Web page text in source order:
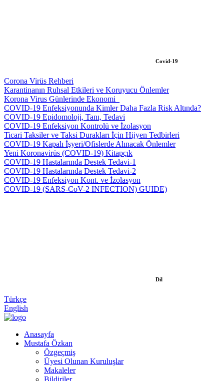
Covid-19
Corona Virüs Rehberi
Karantinanın Ruhsal Etkileri ve Koruyucu Önlemler
Korona Virus Günlerinde Ekonomi_
COVID-19 Enfeksiyonunda Kimler Daha Fazla Risk Altında?
COVID-19 Epidomoloji, Tanı, Tedavi
COVID-19 Enfeksiyon Kontrolü ve İzolasyon
Ticari Taksiler ve Taksi Durakları İçin Hijyen Tedbirleri
COVID-19 Kapalı İşyeri/Ofislerde Alınacak Önlemler
Yeni Koronavirüs (COVID-19) Kitapçık
COVID-19 Hastalarında Destek Tedavi-1
COVID-19 Hastalarında Destek Tedavi-2
COVID-19 Enfeksiyon Kont. ve İzolasyon
COVID-19 (SARS-CoV-2 INFECTION) GUIDE)
Dil
Türkçe
English
Anasayfa
Mustafa Özkan
Özgeçmiş
Üyesi Olunan Kuruluşlar
Makaleler
Bildiriler